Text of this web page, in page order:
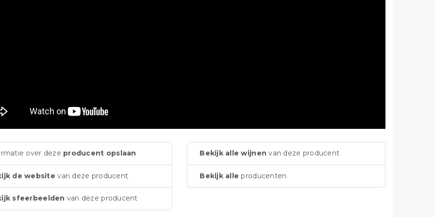
over deze producent opslaan
de website van deze producent
sfeerbeelden van deze producent
Bekijk alle wijnen van deze producent
Bekijk alle producenten